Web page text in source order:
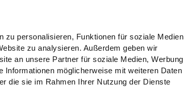
zu personalisieren, Funktionen für soziale Medien
zu analysieren. Außerdem geben wir
an unsere Partner für soziale Medien, Werbung
Informationen möglicherweise mit weiteren Daten
die sie im Rahmen Ihrer Nutzung der Dienste